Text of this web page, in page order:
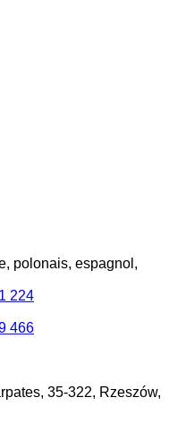
polonais, espagnol,
224
466
35-322, Rzeszów,